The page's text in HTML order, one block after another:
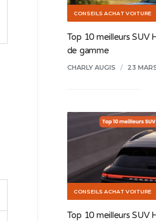
CONSEILS ACHAT VOITURE
Top 10 meilleurs SUV
de gamme
CHARLY AUGIS / 23
CONSEILS ACHAT VOITURE
Top 10 meilleurs SUV